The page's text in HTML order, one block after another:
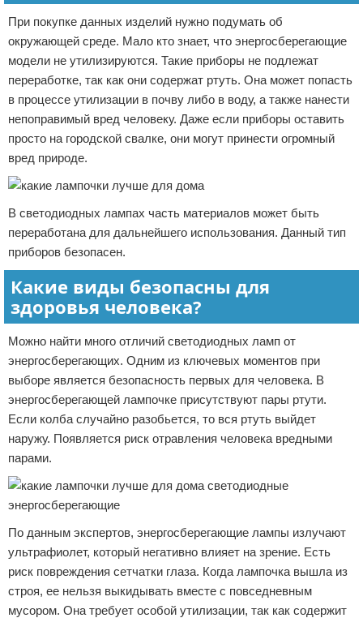
При покупке данных изделий нужно подумать об
окружающей среде. Мало кто знает, что энергосберегающие
модели не утилизируются. Такие приборы не подлежат
переработке, так как они содержат ртуть. Она может попасть
в процессе утилизации в почву либо в воду, а также нанести
непоправимый вред человеку. Даже если приборы оставить
просто на городской свалке, они могут принести огромный
вред природе.
В светодиодных лампах часть материалов может быть
переработана для дальнейшего использования. Данный тип
приборов безопасен.
Какие виды безопасны для
здоровья человека?
Можно найти много отличий светодиодных ламп от
энергосберегающих. Одним из ключевых моментов при
выборе является безопасность первых для человека. В
энергосберегающей лампочке присутствуют пары ртути.
Если колба случайно разобьется, то вся ртуть выйдет
наружу. Появляется риск отравления человека вредными
парами.
По данным экспертов, энергосберегающие лампы излучают
ультрафиолет, который негативно влияет на зрение. Есть
риск повреждения сетчатки глаза. Когда лампочка вышла из
строя, ее нельзя выкидывать вместе с повседневным
мусором. Она требует особой утилизации, так как содержит